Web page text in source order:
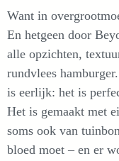
Want in
En hetgeen door
alle opzichten,
rundvlees
is eerlijk: het is
Het is gemaakt met
soms ook van
bloed moet – en er